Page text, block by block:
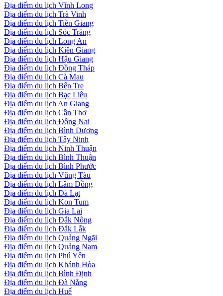
Địa điểm du lịch Vĩnh Long
Địa điểm du lịch Trà Vinh
Địa điểm du lịch Tiền Giang
Địa điểm du lịch Sóc Trăng
Địa điểm du lịch Long An
Địa điểm du lịch Kiên Giang
Địa điểm du lịch Hậu Giang
Địa điểm du lịch Đồng Tháp
Địa điểm du lịch Cà Mau
Địa điểm du lịch Bến Tre
Địa điểm du lịch Bạc Liêu
Địa điểm du lịch An Giang
Địa điểm du lịch Cần Thơ
Địa điểm du lịch Đồng Nai
Địa điểm du lịch Bình Dương
Địa điểm du lịch Tây Ninh
Địa điểm du lịch Ninh Thuận
Địa điểm du lịch Bình Thuận
Địa điểm du lịch Bình Phước
Địa điểm du lịch Vũng Tàu
Địa điểm du lịch Lâm Đồng
Địa điểm du lịch Đà Lạt
Địa điểm du lịch Kon Tum
Địa điểm du lịch Gia Lai
Địa điểm du lịch Đắk Nông
Địa điểm du lịch Đắk Lắk
Địa điểm du lịch Quảng Ngãi
Địa điểm du lịch Quảng Nam
Địa điểm du lịch Phú Yên
Địa điểm du lịch Khánh Hòa
Địa điểm du lịch Bình Định
Địa điểm du lịch Đà Nẵng
Địa điểm du lịch Huế